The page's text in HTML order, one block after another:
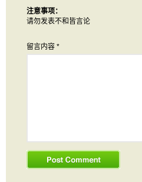
注意事项：
请勿发表不和皆言论
留言内容 *